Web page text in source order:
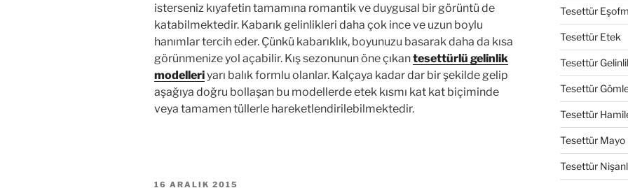
isterseniz kıyafetin tamamına romantik ve duygusal bir görüntü de
katabilmektedir. Kabarık gelinlikleri daha çok ince ve uzun boylu
hanımlar tercih eder. Çünkü kabarıklık, boyunuzu basarak daha da kısa
görünmenize yol açabilir. Kış sezonunun öne çıkantesettürlü gelinlik
modelleriyarı balık formlu olanlar. Kalçaya kadar dar bir şekilde gelip
aşağıya doğru bollaşan bu modellerde etek kısmı kat kat biçiminde
veya tamamen tüllerle hareketlendirilebilmektedir.
YAYIM
16 ARALIK 2015
Tesettür
Tesettür Etek
Tesettür
Tesettür
Tesettür
Tesettür Mayo
Tesettür